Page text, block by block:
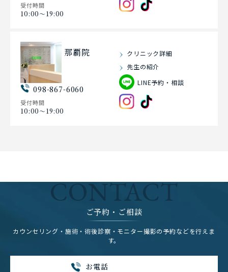
受付時間
10:00〜19:00
那覇院
098-867-6060
受付時間
10:00〜19:00
クリニック詳細
先生の紹介
LINE予約・相談
CONTACT
ご予約・ご相談
カウンセリング・施術・術後診察・モニター撮影の予約などを行えま
す。
お電話